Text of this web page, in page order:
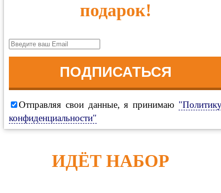
подарок!
ПОДПИСАТЬСЯ
Отправляя свои данные, я принимаю
конфиденциальности"
ИДЁТ НАБОР